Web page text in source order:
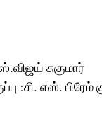
சுகுமார்
:சி. எஸ். பிரேம்